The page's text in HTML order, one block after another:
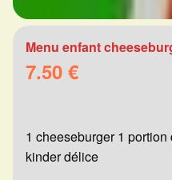
Menu enfant
7.50 €
1 cheeseburger 1
kinder délice